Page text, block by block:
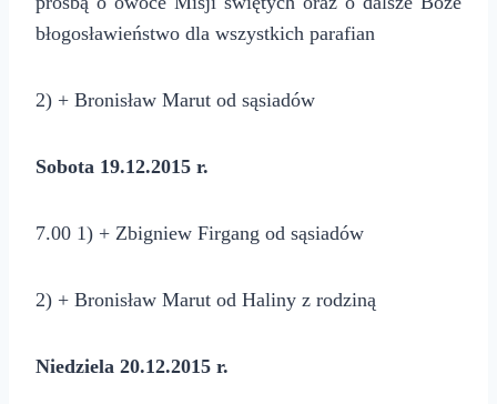
błogosławieństwo dla wszystkich parafian
2) + Bronisław Marut od sąsiadów
Sobota 19.12.2015 r.
7.00 1) + Zbigniew Firgang od sąsiadów
2) + Bronisław Marut od Haliny z rodziną
Niedziela 20.12.2015 r.